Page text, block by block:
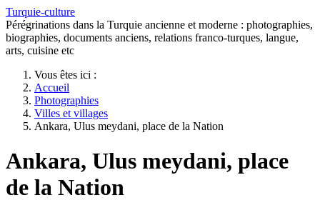
Turquie-culture
Pérégrinations dans la Turquie ancienne et moderne : photographies,
biographies, documents anciens, relations franco-turques, langue,
arts, cuisine etc
Vous êtes ici :
Accueil
Photographies
Villes et villages
Ankara, Ulus meydani, place de la Nation
Ankara, Ulus meydani, place
de la Nation